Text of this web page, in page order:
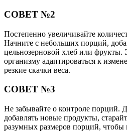
СОВЕТ №2
Постепенно увеличивайте
Начните с небольших порций,
цельнозерновой хлеб или
организму адаптироваться к
резкие скачки веса.
СОВЕТ №3
Не забывайте о контроле порций.
добавлять новые продукты,
разумных размеров порций, чтобы